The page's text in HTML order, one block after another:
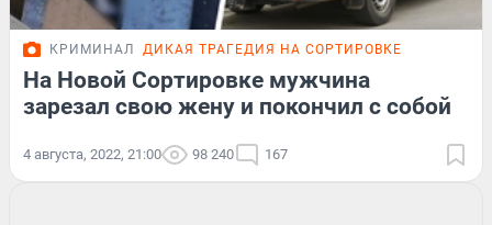
КРИМИНАЛ ДИКАЯ ТРАГЕДИЯ НА СОРТИРОВКЕ
На Новой Сортировке мужчина
зарезал свою жену и покончил с собой
4 августа, 2022, 21:00 98 240 167